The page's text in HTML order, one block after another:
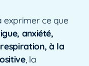
exprimer ce que
anxiété,
respiration, à la
, la